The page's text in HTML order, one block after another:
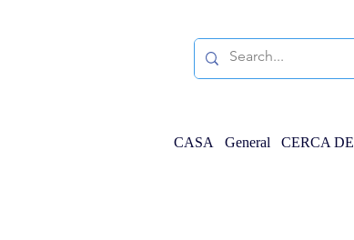
CASA General CERCA DE